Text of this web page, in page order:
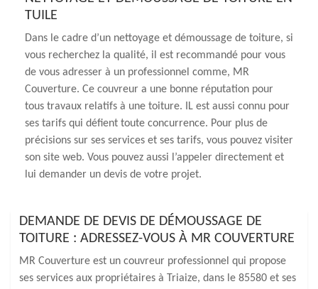
TUILE
Dans le cadre d’un nettoyage et démoussage de toiture, si
vous recherchez la qualité, il est recommandé pour vous
de vous adresser à un professionnel comme, MR
Couverture. Ce couvreur a une bonne réputation pour
tous travaux relatifs à une toiture. IL est aussi connu pour
ses tarifs qui défient toute concurrence. Pour plus de
précisions sur ses services et ses tarifs, vous pouvez visiter
son site web. Vous pouvez aussi l’appeler directement et
lui demander un devis de votre projet.
DEMANDE DE DEVIS DE DÉMOUSSAGE DE
TOITURE : ADRESSEZ-VOUS À MR COUVERTURE
MR Couverture est un couvreur professionnel qui propose
ses services aux propriétaires à Triaize, dans le 85580 et ses